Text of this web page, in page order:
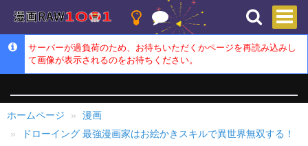
サーバーが過負荷のため、お待ちいただくかページを再読み込みし
て画像が表示されるのをお待ちください。
ホームページ
漫画
ドローイング 最強漫画家はお絵かきスキルで異世界無双する！